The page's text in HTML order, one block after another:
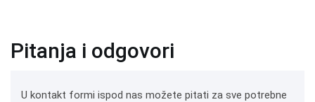
Pitanja i odgovori
U kontakt formi ispod nas možete pitati za sve potrebne